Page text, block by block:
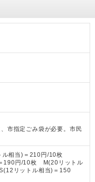
市指定ごみ袋が必要。市民
相当)＝210円/10枚
190円/10枚 M(20リットル
リットル相当)＝150